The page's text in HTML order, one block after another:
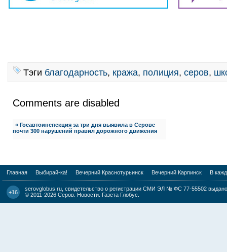
Тэги благодарность, кража, полиция, серов,
Comments are disabled
« Госавтоинспекция за три дня выявила в Серове
почти 300 нарушений правил дорожного движения
Главная Выбирай-ка! Вечерний Краснотурьинск Вечерний Карпинск В
+16
serovglobus.ru, свидетельство о регистрации СМИ ЭЛ № ФС 77-55502
© 2011-2026 Серов. Новости. Газета Глобус